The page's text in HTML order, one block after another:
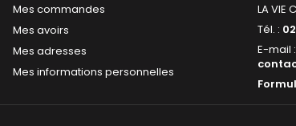
Mes commandes
Mes avoirs
Mes adresses
Mes informations personnelles
LA VIE
Tél. :
E-mail :